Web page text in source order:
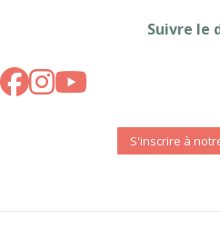
Suivre le
S'inscrire à